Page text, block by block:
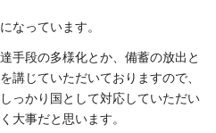
なっています。
手段の多様化とか、備蓄の放出と
講じていただいておりますので、
っかり国として対応していただい
大事だと思います。